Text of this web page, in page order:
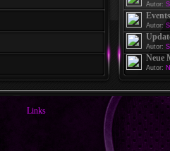
Autor:
Autor:
Autor:
Neue
Autor:
Links